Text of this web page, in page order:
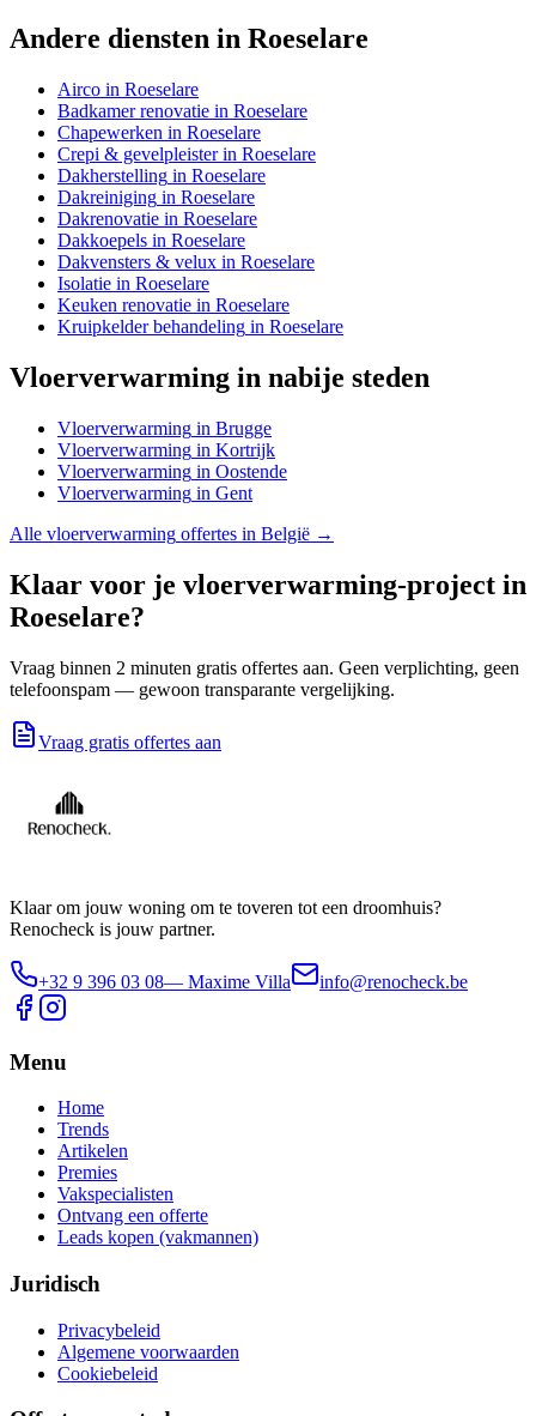
Andere diensten in Roeselare
Airco in Roeselare
Badkamer renovatie in Roeselare
Chapewerken in Roeselare
Crepi & gevelpleisterin Roeselare
Dakherstelling in Roeselare
Dakreiniging in Roeselare
Dakrenovatie in Roeselare
Dakkoepels in Roeselare
Dakvensters & velux in Roeselare
Isolatie in Roeselare
Keuken renovatie in Roeselare
Kruipkelder behandeling in Roeselare
Vloerverwarming in nabije steden
Vloerverwarming in Brugge
Vloerverwarming in Kortrijk
Vloerverwarming in Oostende
Vloerverwarming in Gent
Alle vloerverwarming offertes in België →
Klaar voor je vloerverwarming-project in
Roeselare?
Vraag binnen 2 minuten gratis offertes aan. Geen verplichting, geen
telefoonspam — gewoon transparante vergelijking.
Vraag gratis offertes aan
Klaar om jouw woning om te toveren tot een droomhuis?
Renocheck is jouw partner.
+32 9 396 03 08— Maxime Villa info@renocheck.be
Menu
Home
Trends
Artikelen
Premies
Vakspecialisten
Ontvang een offerte
Leads kopen (vakmannen)
Juridisch
Privacybeleid
Algemene voorwaarden
Cookiebeleid